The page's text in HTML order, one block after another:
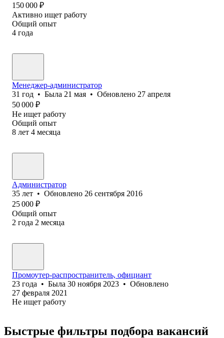
150 000 ₽
Активно ищет работу
Общий опыт
4 года
Менеджер-администратор
31 год • Была 21 мая • Обновлено 27 апреля
50 000 ₽
Не ищет работу
Общий опыт
8 лет 4 месяца
Администратор
35 лет • Обновлено 26 сентября 2016
25 000 ₽
Общий опыт
2 года 2 месяца
Промоутер-распространитель, официант
23 года • Была 30 ноября 2023 • Обновлено
27 февраля 2021
Не ищет работу
Быстрые фильтры подбора вакансий